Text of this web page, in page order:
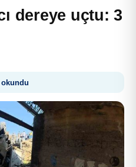
dereye uçtu: 3